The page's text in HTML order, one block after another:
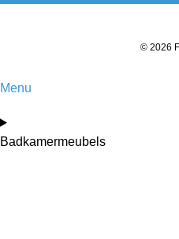
© 2026
Menu
Badkamermeubels